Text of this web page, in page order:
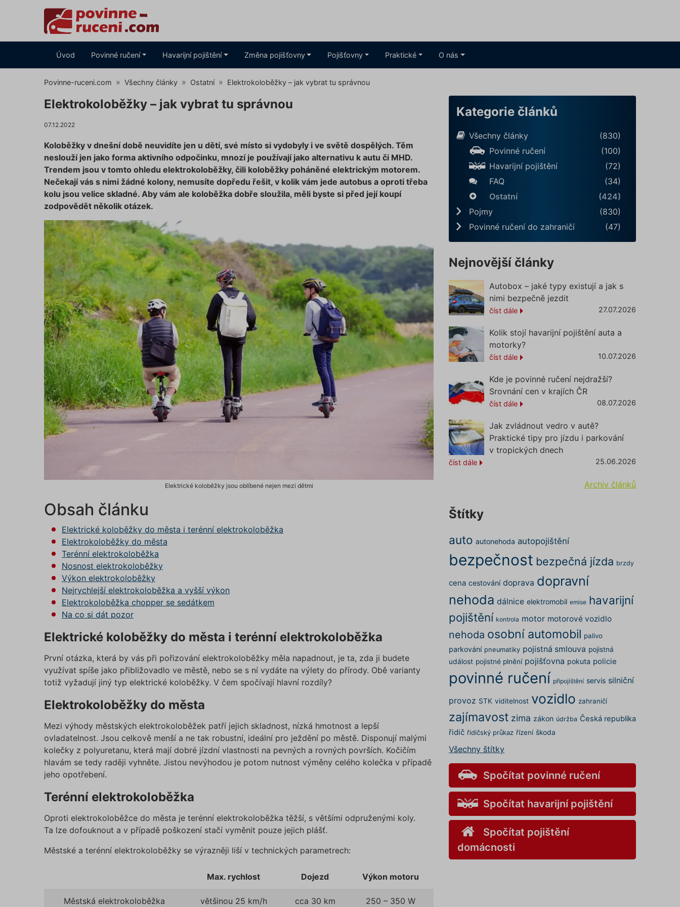
Úvod Povinné ručení Havarijní pojištění Změna pojišťovny Pojišťovny Praktické O nás
Povinne-ruceni.com Všechny články Ostatní Elektrokoloběžky – jak vybrat tu správnou
Elektrokoloběžky – jak vybrat tu správnou
07.12.2022
Koloběžky v dnešní době neuvidíte jen u dětí, své místo si vydobyly i ve světě dospělých. Těm
neslouží jen jako forma aktivního odpočinku, mnozí je používají jako alternativu k autu či MHD.
Trendem jsou v tomto ohledu elektrokoloběžky, čili koloběžky poháněné elektrickým motorem.
Nečekají vás s nimi žádné kolony, nemusíte dopředu řešit, v kolik vám jede autobus a oproti třeba
kolu jsou velice skladné. Aby vám ale koloběžka dobře sloužila, měli byste si před její koupí
zodpovědět několik otázek.
Elektrické koloběžky jsou oblíbené nejen mezi dětmi
Obsah článku
Elektrické koloběžky do města i terénní elektrokoloběžka
Elektrokoloběžky do města
Terénní elektrokoloběžka
Nosnost elektrokoloběžky
Výkon elektrokoloběžky
Nejrychlejší elektrokoloběžka a vyšší výkon
Elektrokoloběžka chopper se sedátkem
Na co si dát pozor
Elektrické koloběžky do města i terénní elektrokoloběžka
První otázka, která by vás při pořizování elektrokoloběžky měla napadnout, je ta, zda ji budete
využívat spíše jako přibližovadlo ve městě, nebo se s ní vydáte na výlety do přírody. Obě varianty
totiž vyžadují jiný typ elektrické koloběžky. V čem spočívají hlavní rozdíly?
Elektrokoloběžky do města
Mezi výhody městských elektrokoloběžek patří jejich skladnost, nízká hmotnost a lepší
ovladatelnost. Jsou celkově menší a ne tak robustní, ideální pro ježdění po městě. Disponují malými
kolečky z polyuretanu, která mají dobré jízdní vlastnosti na pevných a rovných površích. Kočičím
hlavám se tedy raději vyhněte. Jistou nevýhodou je potom nutnost výměny celého kolečka v případě
jeho opotřebení.
Terénní elektrokoloběžka
Oproti elektrokoloběžce do města je terénní elektrokoloběžka těžší, s většími odpruženými koly.
Ta lze dofouknout a v případě poškození stačí vyměnit pouze jejich plášť.
Městské a terénní elektrokoloběžky se výrazněji liší v technických parametrech:
Max. rychlost Dojezd Výkon motoru
Městská elektrokoloběžka většinou 25 km/h cca 30 km 250 – 350 W
Kategorie článků
Všechny články
(830)
Povinné ručení
(100)
Havarijní pojištění
(72)
FAQ
(34)
Ostatní
(424)
Pojmy
(830)
Povinné ručení do zahraničí
(47)
Nejnovější články
Autobox – jaké typy existují a jak s
nimi bezpečně jezdit
číst dále 27.07.2026
Kolik stojí havarijní pojištění auta a
motorky?
číst dále 10.07.2026
Kde je povinné ručení nejdražší?
Srovnání cen v krajích ČR
číst dále 08.07.2026
Jak zvládnout vedro v autě?
Praktické tipy pro jízdu i parkování
v tropických dnech
číst dále 25.06.2026
Archiv článků
Štítky
auto autonehoda autopojištění
bezpečnost bezpečná jízda brzdy
cena cestování doprava dopravní
nehoda dálnice elektromobil emise havarijní
pojištění kontrola motor motorové vozidlo
nehoda osobní automobil palivo
parkování pneumatiky pojistná smlouva pojistná
událost pojistné plnění pojišťovna pokuta policie
povinné ručení připojištění servis silniční
provoz STK viditelnost vozidlo zahraničí
zajímavost zima zákon údržba Česká republika
řidič řidičský průkaz řízení škoda
Všechny štítky
Spočítat povinné ručení
Spočítat havarijní pojištění
Spočítat pojištění
domácnosti